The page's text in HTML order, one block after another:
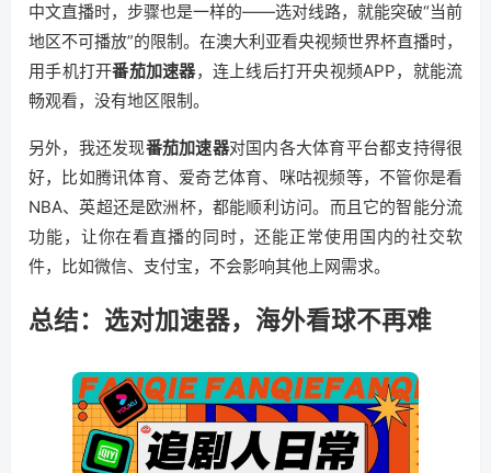
中文直播时，步骤也是一样的——选对线路，就能突破“当前
地区不可播放”的限制。在澳大利亚看央视频世界杯直播时，
用手机打开番茄加速器，连上线后打开央视频APP，就能流
畅观看，没有地区限制。
另外，我还发现番茄加速器对国内各大体育平台都支持得很
好，比如腾讯体育、爱奇艺体育、咪咕视频等，不管你是看
NBA、英超还是欧洲杯，都能顺利访问。而且它的智能分流
功能，让你在看直播的同时，还能正常使用国内的社交软
件，比如微信、支付宝，不会影响其他上网需求。
总结：选对加速器，海外看球不再难